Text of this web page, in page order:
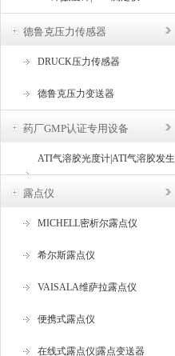
德鲁克压力传感器
DRUCK压力传感器
德鲁克压力变送器
药厂GMP认证专用设备
ATI气溶胶光度计|ATI气溶胶发生
器
露点仪
MICHELL密析尔露点仪
希尔斯露点仪
VAISALA维萨拉露点仪
便携式露点仪
在线式露点仪|露点变送器